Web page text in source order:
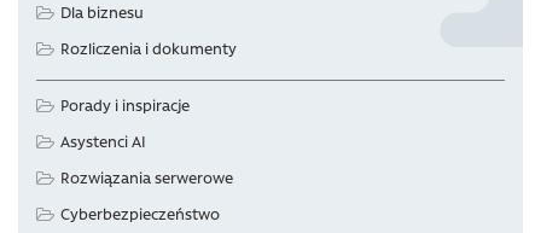
Dla biznesu
Rozliczenia i dokumenty
Porady i inspiracje
Asystenci AI
Rozwiązania serwerowe
Cyberbezpieczeństwo